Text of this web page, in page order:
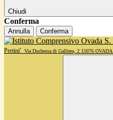
Chiudi
Conferma
Annulla Conferma
Pertini'
Via Duchessa di Galliera, 2 15076 OVADA